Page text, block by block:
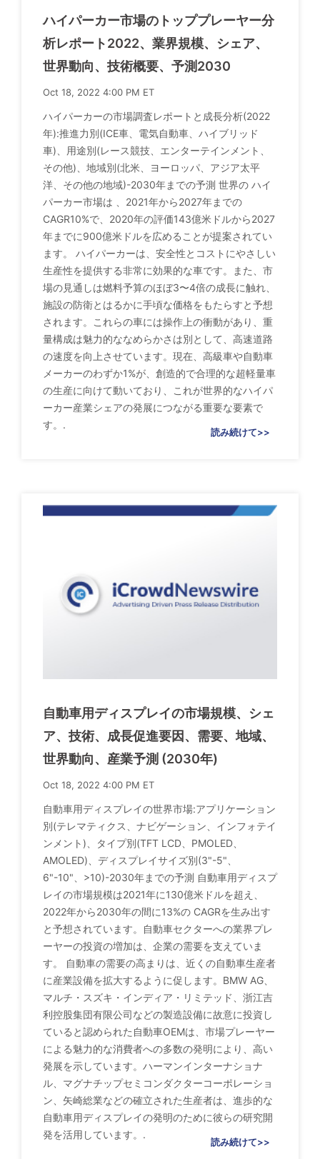
ハイパーカー市場のトッププレーヤー分
析レポート2022、業界規模、シェア、
世界動向、技術概要、予測2030
Oct 18, 2022 4:00 PM ET
ハイパーカーの市場調査レポートと成長分析(2022
年):推進力別(ICE車、電気自動車、ハイブリッド
車)、用途別(レース競技、エンターテインメント、
その他)、地域別(北米、ヨーロッパ、アジア太平
洋、その他の地域)-2030年までの予測 世界の ハイ
パーカー市場は 、2021年から2027年までの
CAGR10%で、2020年の評価143億米ドルから2027
年までに900億米ドルを広めることが提案されてい
ます。 ハイパーカーは、安全性とコストにやさしい
生産性を提供する非常に効果的な車です。また、市
場の見通しは燃料予算のほぼ3〜4倍の成長に触れ、
施設の防衛とはるかに手頃な価格をもたらすと予想
されます。これらの車には操作上の衝動があり、重
量構成は魅力的ななめらかさは別として、高速道路
の速度を向上させています。現在、高級車や自動車
メーカーのわずか1%が、創造的で合理的な超軽量車
の生産に向けて動いており、これが世界的なハイパ
ーカー産業シェアの発展につながる重要な要素で
す。.
読み続けて>>
自動車用ディスプレイの市場規模、シェ
ア、技術、成長促進要因、需要、地域、
世界動向、産業予測 (2030年)
Oct 18, 2022 4:00 PM ET
自動車用ディスプレイの世界市場:アプリケーション
別(テレマティクス、ナビゲーション、インフォテイ
ンメント)、タイプ別(TFT LCD、PMOLED、
AMOLED)、ディスプレイサイズ別(3"-5"、
6"-10"、>10)-2030年までの予測 自動車用ディスプ
レイの市場規模は2021年に130億米ドルを超え、
2022年から2030年の間に13%の CAGRを生み出す
と予想されています。自動車セクターへの業界プレ
ーヤーの投資の増加は、企業の需要を支えていま
す。 自動車の需要の高まりは、近くの自動車生産者
に産業設備を拡大するように促します。BMW AG、
マルチ・スズキ・インディア・リミテッド、浙江吉
利控股集団有限公司などの製造設備に故意に投資し
ていると認められた自動車OEMは、市場プレーヤー
による魅力的な消費者への多数の発明により、高い
発展を示しています。ハーマンインターナショナ
ル、マグナチップセミコンダクターコーポレーショ
ン、矢崎総業などの確立された生産者は、進歩的な
自動車用ディスプレイの発明のために彼らの研究開
発を活用しています。.
読み続けて>>